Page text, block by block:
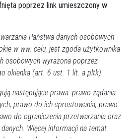
poprzez link umieszczony w
Państwa danych osobowych
w ww. celu, jest zgoda użytkownika
osobowych wyrażona poprzez
okienka (art. 6 ust. 1 lit. a pltk).
następujące prawa: prawo żądania
prawo do ich sprostowania, prawo
do ograniczenia przetwarzania oraz
Więcej informacji na temat